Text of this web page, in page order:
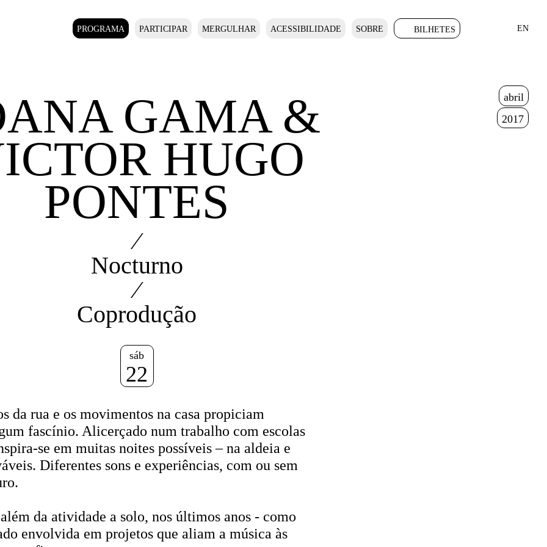
PROGRAMA PARTICIPAR MERGULHAR ACESSIBILIDADE SOBRE BILHETES EN
GAMA &
HUGO
PONTES
⁄
Nocturno
⁄
Coprodução
abril
2017
sáb
22
da rua e os movimentos na casa propiciam
fascínio. Alicerçado num trabalho com escolas
se em muitas noites possíveis – na aldeia e
Diferentes sons e experiências, com ou sem
da atividade a solo, nos últimos anos - como
envolvida em projetos que aliam a música às